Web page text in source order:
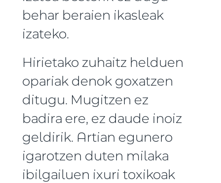
behar beraien ikasleak
izateko.
Hirietako zuhaitz helduen
opariak denok goxatzen
ditugu. Mugitzen ez
badira ere, ez daude inoiz
geldirik. Artian egunero
igarotzen duten milaka
ibilgailuen ixuri toxikoak